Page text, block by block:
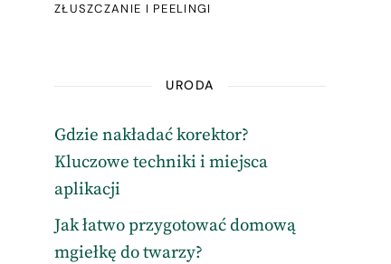
ZŁUSZCZANIE I PEELINGI
URODA
Gdzie nakładać korektor?
Kluczowe techniki i miejsca
aplikacji
Jak łatwo przygotować domową
mgiełkę do twarzy?